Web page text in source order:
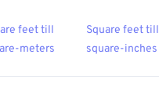
feet till
meters
Square feet till
square-inches